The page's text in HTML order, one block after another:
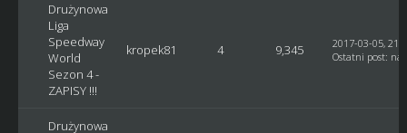
Drużynowa
Liga
Speedway
World
Sezon 4 -
ZAPISY !!!
kropek81 4 9,345
2017-03-05,
Ostatni post:
Drużynowa